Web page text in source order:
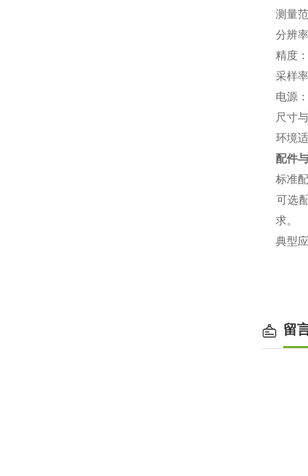
测量
分辨
精度‌
采样
电源‌
尺寸
环境
配件
标准
可选
求。
典型
留